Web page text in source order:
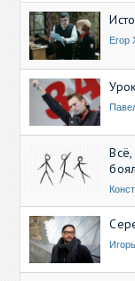
Егор